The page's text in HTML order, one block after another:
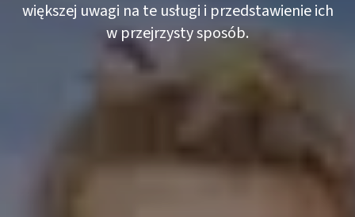
większej uwagi na te usługi i przedstawienie ich
w przejrzysty sposób.